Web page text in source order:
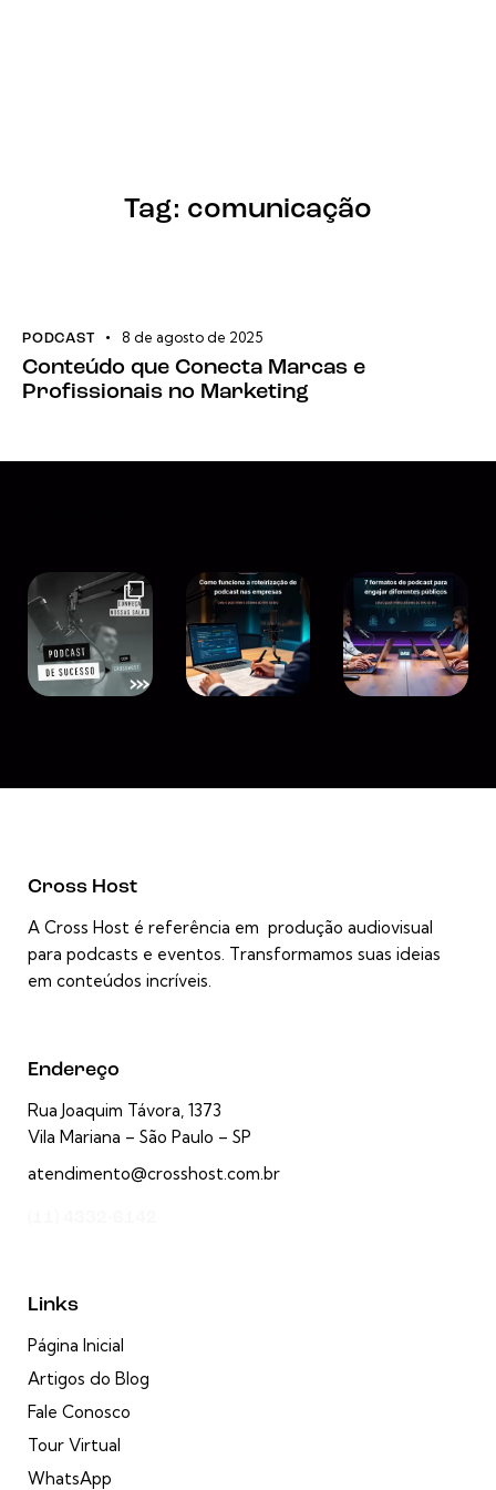
Tag: comunicação
PODCAST 8 de agosto de 2025
Conteúdo que Conecta Marcas e
Profissionais no Marketing
Cross Host
A Cross Host é referência em produção audiovisual
para podcasts e eventos. Transformamos suas ideias
em conteúdos incríveis.
Endereço
Rua Joaquim Távora, 1373
Vila Mariana – São Paulo – SP
atendimento@crosshost.com.br
Links
Página Inicial
Artigos do Blog
Fale Conosco
Tour Virtual
WhatsApp